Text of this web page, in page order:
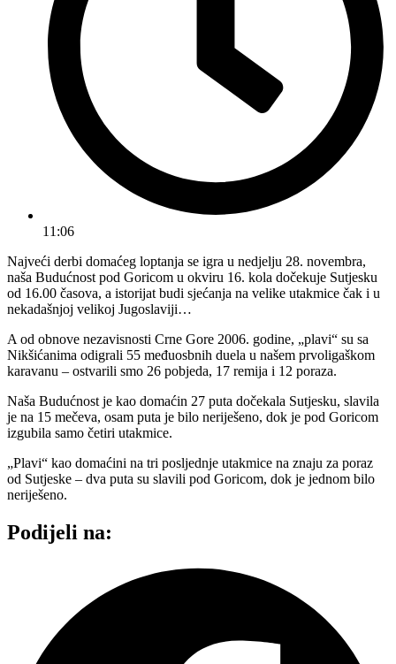
11:06
Najveći derbi domaćeg loptanja se igra u nedjelju 28. novembra,
naša Budućnost pod Goricom u okviru 16. kola dočekuje Sutjesku
od 16.00 časova, a istorijat budi sjećanja na velike utakmice čak i u
nekadašnjoj velikoj Jugoslaviji…
A od obnove nezavisnosti Crne Gore 2006. godine, „plavi“ su sa
Nikšićanima odigrali 55 međuosbnih duela u našem prvoligaškom
karavanu – ostvarili smo 26 pobjeda, 17 remija i 12 poraza.
Naša Budućnost je kao domaćin 27 puta dočekala Sutjesku, slavila
je na 15 mečeva, osam puta je bilo neriješeno, dok je pod Goricom
izgubila samo četiri utakmice.
„Plavi“ kao domaćini na tri posljednje utakmice na znaju za poraz
od Sutjeske – dva puta su slavili pod Goricom, dok je jednom bilo
neriješeno.
Podijeli na: